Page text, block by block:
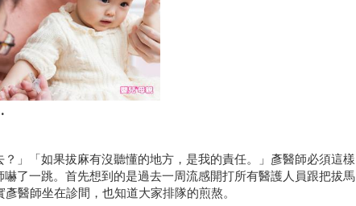
？」「如果拔麻有沒聽懂的地方，是我的責任。」彥醫師必須這樣
了一跳。首先想到的是過去一周流感開打所有醫護人員跟把拔馬
醫師坐在診間，也知道大家排隊的煎熬。